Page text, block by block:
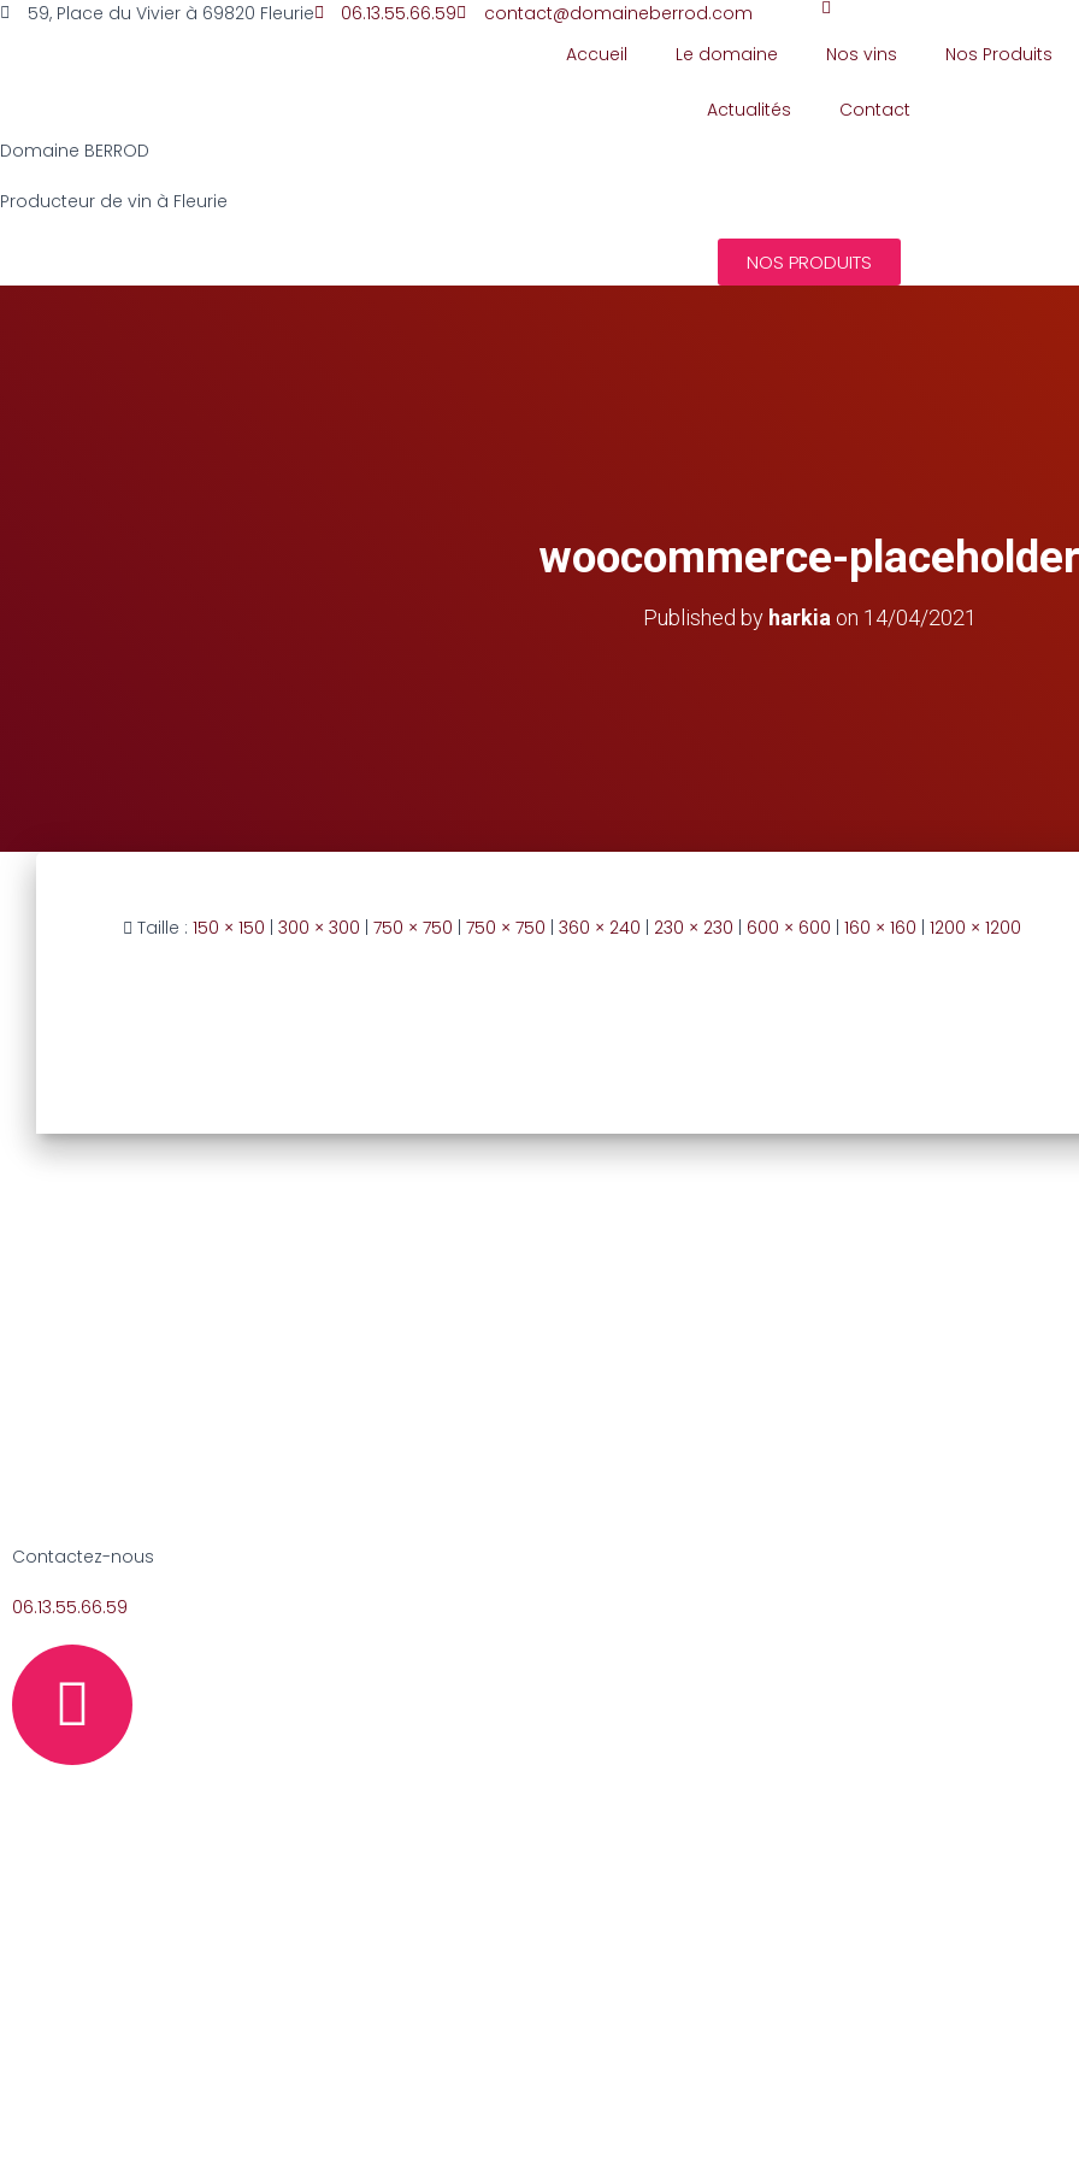
59, Place du Vivier à 69820 Fleurie 06.13.55.66.59
contact@domaineberrod.com
Accueil
Le domaine Nos vins Nos Produits
Actualités
Contact
Domaine BERROD
Producteur de vin à Fleurie
NOS PRODUITS
woocommerce-placeholder
Published by harkia on 14/04/2021
Taille : 150 × 150 300 × 300 750 × 750 750 × 750 360 × 240 230 × 230 600 × 600 160 × 160 1200 × 1200
Contactez-nous
06.13.55.66.59